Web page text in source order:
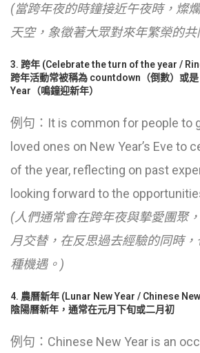
(當跨年夜的時鐘接近午夜時，燦
天空，象徵著大眾對來年繁榮的
3. 跨年 (Celebrate the turn of the year /
跨年活動常被稱為 countdown（倒數）或
Year（鳴鐘迎新年）
例句：It is common for people to
loved ones on New Year’s Eve to
of the year, reflecting on past
looking forward to the
(人們通常會在跨年夜與摯愛團聚
月交替，在反思過去經驗的同時
種機遇。)
4. 農曆新年 (Lunar New Year / Chinese
陰陽曆新年，通常在元月下旬或二月初
例句：Chinese New Year is an